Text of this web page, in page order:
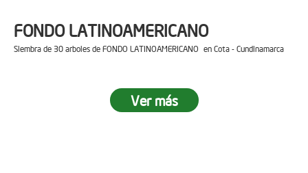
FONDO LATINOAMERICANO
Siembra de 30 arboles de FONDO LATINOAMERICANO en Cota - Cundinamarca
Ver más